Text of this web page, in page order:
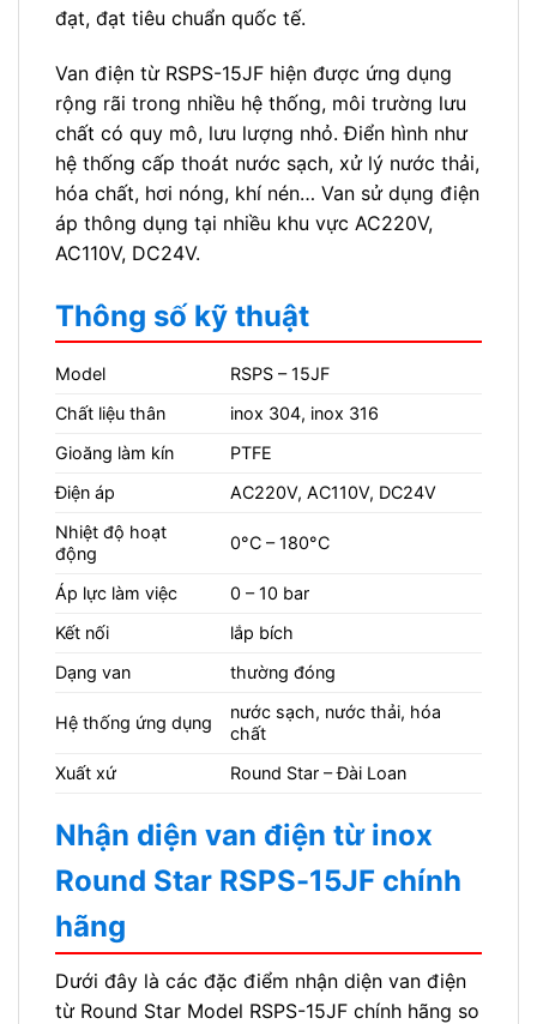
đạt, đạt tiêu chuẩn quốc tế.
Van điện từ RSPS-15JF hiện được ứng dụng
rộng rãi trong nhiều hệ thống, môi trường lưu
chất có quy mô, lưu lượng nhỏ. Điển hình như
hệ thống cấp thoát nước sạch, xử lý nước thải,
hóa chất, hơi nóng, khí nén… Van sử dụng điện
áp thông dụng tại nhiều khu vực AC220V,
AC110V, DC24V.
Thông số kỹ thuật
Model
RSPS – 15JF
Chất liệu thân
inox 304, inox 316
Gioăng làm kín
PTFE
Điện áp
AC220V, AC110V, DC24V
Nhiệt độ hoạt
động
0°C – 180°C
Áp lực làm việc
0 – 10 bar
Kết nối
lắp bích
Dạng van
thường đóng
Hệ thống ứng dụng
nước sạch, nước thải, hóa
chất
Xuất xứ
Round Star – Đài Loan
Nhận diện van điện từ inox
Round Star RSPS-15JF chính
hãng
Dưới đây là các đặc điểm nhận diện van điện
từ Round Star Model RSPS-15JF chính hãng so